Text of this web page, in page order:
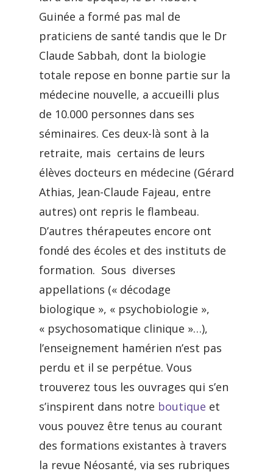
Guinée a formé pas mal de
praticiens de santé tandis que le Dr
Claude Sabbah, dont la biologie
totale repose en bonne partie sur la
médecine nouvelle, a accueilli plus
de 10.000 personnes dans ses
séminaires. Ces deux-là sont à la
retraite, mais certains de leurs
élèves docteurs en médecine (Gérard
Athias, Jean-Claude Fajeau, entre
autres) ont repris le flambeau.
D’autres thérapeutes encore ont
fondé des écoles et des instituts de
formation. Sous diverses
appellations (« décodage
biologique », « psychobiologie »,
« psychosomatique clinique »…),
l’enseignement hamérien n’est pas
perdu et il se perpétue. Vous
trouverez tous les ouvrages qui s’en
s’inspirent dans notre boutique et
vous pouvez être tenus au courant
des formations existantes à travers
la revue Néosanté, via ses rubriques